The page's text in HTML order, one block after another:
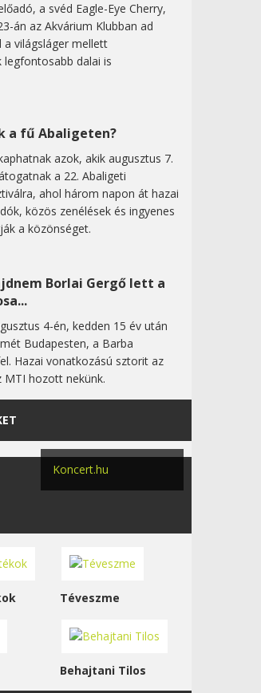
a svéd Eagle-Eye Cherry,
án az Akvárium Klubban ad
világsláger mellett
legfontosabb dalai is
a fű Abaligeten?
azok, akik augusztus 7.
a 22. Abaligeti
ahol három napon át hazai
közös zenélések és ingyenes
a közönséget.
Borlai Gergő lett a
4-én, kedden 15 év után
Budapesten, a Barba
Hazai vonatkozású sztorit az
MTI hozott nekünk.
Koncert.hu
Téveszme
Behajtani Tilos